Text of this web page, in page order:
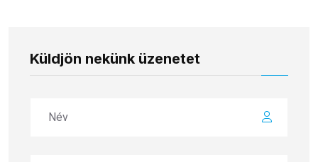
Küldjön nekünk üzenetet